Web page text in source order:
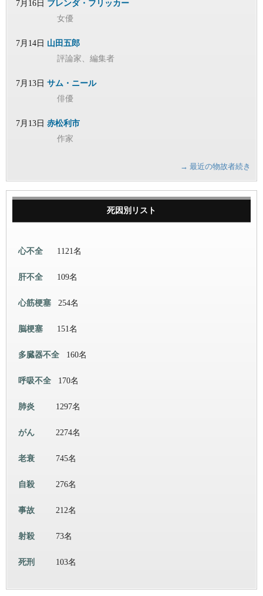
7月16日 ブレンダ・フリッカー
女優
7月14日 山田五郎
評論家、編集者
7月13日 サム・ニール
俳優
7月13日 赤松利市
作家
→ 最近の物故者続き
死因別リスト
心不全 1121名
肝不全 109名
心筋梗塞 254名
脳梗塞 151名
多臓器不全 160名
呼吸不全 170名
肺炎 1297名
がん 2274名
老衰 745名
自殺 276名
事故 212名
射殺 73名
死刑 103名